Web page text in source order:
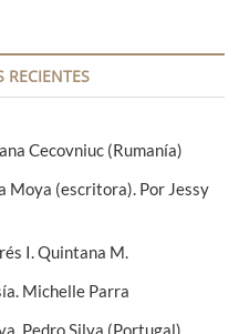
RECIENTES
Cecovniuc (Rumanía)
Moya (escritora). Por Jessy
I. Quintana M.
Michelle Parra
Pedro Silva (Portugal)